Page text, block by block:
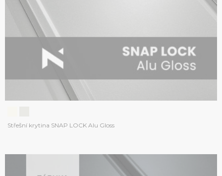
Střešní krytina SNAP LOCK Alu Gloss